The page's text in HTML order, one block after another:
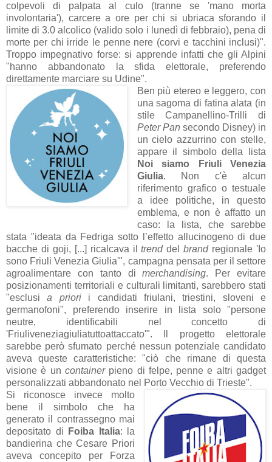
colpevoli di palpata al culo (tranne se 'mano morta
involontaria'), carcere a ore per chi si ubriaca sforando il
limite di 3.0 alcolico (valido solo i lunedì di febbraio), pena di
morte per chi irride le penne nere (corvi e tacchini inclusi)".
Troppo impegnativo forse: si apprende infatti che gli Alpini
"hanno abbandonato la sfida elettorale, preferendo
direttamente marciare su Udine".
Ben più etereo e leggero, con
una sagoma di fatina alata (in
stile Campanellino-Trilli di
Peter Pan secondo Disney) in
un cielo azzurrino con stelle,
appare il simbolo della lista
Noi siamo Friuli Venezia
Giulia. Non c'è alcun
riferimento grafico o testuale
a idee politiche, in questo
emblema, e non è affatto un
caso: la lista, che sarebbe
stata "ideata da Fedriga sotto l’effetto allucinogeno di due
bacche di goji, [...] ricalcava iltrenddelbrandregionale 'Io
sono Friuli Venezia Giulia'", campagna pensata per il settore
agroalimentare con tanto dimerchandising. Per evitare
posizionamenti territoriali e culturali limitanti, sarebbero stati
"esclusia priorii candidati friulani, triestini, sloveni e
germanofoni", preferendo inserire in lista solo "persone
neutre, identificabili nel concetto di
'Friuliveneziagiuliatuttoattaccato'". Il progetto elettorale
sarebbe però sfumato perché nessun potenziale candidato
aveva queste caratteristiche: "ciò che rimane di questa
visione è un container pieno di felpe, penne e altri gadget
personalizzati abbandonato nel Porto Vecchio di Trieste".
Si riconosce invece molto
bene il simbolo che ha
generato il contrassegno mai
depositato di
Foiba Italia: la
bandierina che Cesare Priori
aveva concepito per Forza